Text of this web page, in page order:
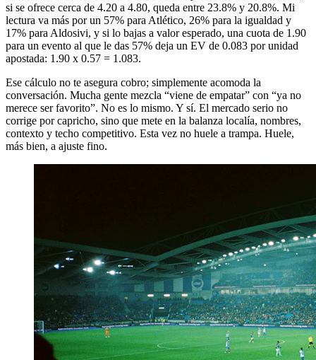
si se ofrece cerca de 4.20 a 4.80, queda entre 23.8% y 20.8%. Mi
lectura va más por un 57% para Atlético, 26% para la igualdad y
17% para Aldosivi, y si lo bajas a valor esperado, una cuota de 1.90
para un evento al que le das 57% deja un EV de 0.083 por unidad
apostada: 1.90 x 0.57 = 1.083.
Ese cálculo no te asegura cobro; simplemente acomoda la
conversación. Mucha gente mezcla “viene de empatar” con “ya no
merece ser favorito”. No es lo mismo. Y sí. El mercado serio no
corrige por capricho, sino que mete en la balanza localía, nombres,
contexto y techo competitivo. Esta vez no huele a trampa. Huele,
más bien, a ajuste fino.